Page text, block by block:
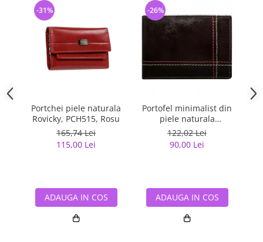
Portchei piele naturala
Rovicky, PCH515, Rosu
165,74 Lei
115,00 Lei
-31%
ADAUGA IN COS
Portofel minimalist din
piele naturala
PORMG047
122,02 Lei
90,00 Lei
-26%
ADAUGA IN COS